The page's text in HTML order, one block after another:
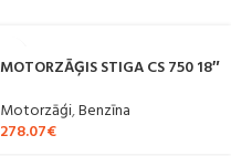
MOTORZĀĢIS STIGA CS 750 18″
Motorzāģi,Benzīna
278.07€